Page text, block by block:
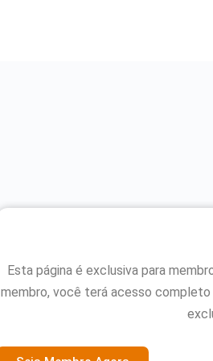
Esta página é exclusiva para
membro, você terá acesso